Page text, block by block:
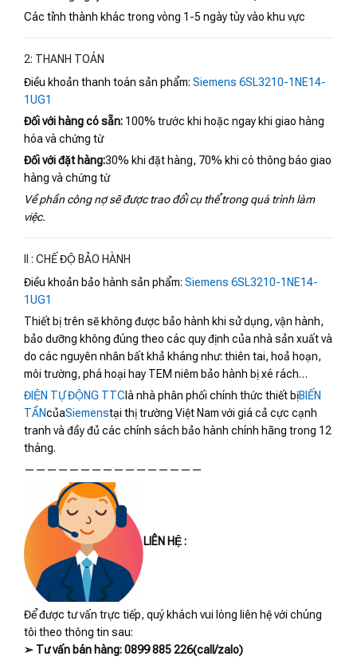
Các tỉnh thành khác trong vòng 1-5 ngày tùy vào khu vực
2: THANH TOÁN
Điều khoản thanh toán sản phẩm: Siemens 6SL3210-1NE14-
1UG1
Đối với hàng có sẵn: 100% trước khi hoặc ngay khi giao hàng
hóa và chứng từ
Đối với đặt hàng:30% khi đặt hàng, 70% khi có thông báo giao
hàng và chứng từ
Về phần công nợ sẽ được trao đổi cụ thể trong quá trình làm
việc.
II : CHẾ ĐỘ BẢO HÀNH
Điều khoản bảo hành sản phẩm: Siemens 6SL3210-1NE14-
1UG1
Thiết bị trên sẽ không được bảo hành khi sử dụng, vận hành,
bảo dưỡng không đúng theo các quy định của nhà sản xuất và
do các nguyên nhân bất khả kháng như: thiên tai, hoả hoạn,
môi trường, phá hoại hay TEM niêm bảo hành bị xé rách…
ĐIỆN TỰ ĐỘNG TTC là nhà phân phối chính thức thiết bịBIẾN
TẦNcủaSiemenstại thị trường Việt Nam với giá cả cực cạnh
tranh và đầy đủ các chính sách bảo hành chính hãng trong 12
tháng.
————————————————
LIÊN HỆ :
Để được tư vấn trực tiếp, quý khách vui lòng liên hệ với chúng
tôi theo thông tin sau:
➢ Tư vấn bán hàng: 0899 885 226(call/zalo)